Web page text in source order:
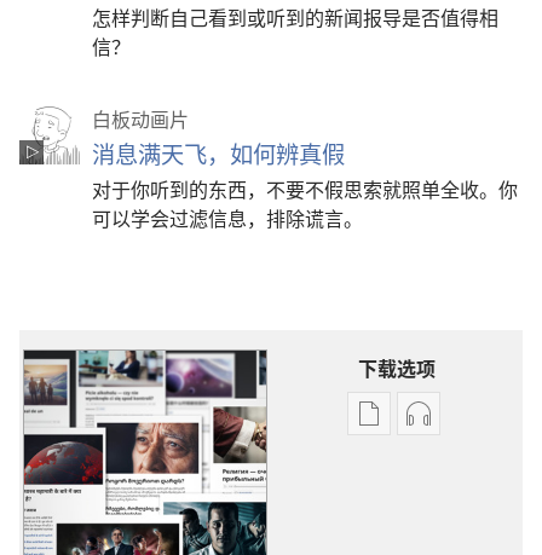
怎样判断自己看到或听到的新闻报导是否值得相
信？
白板动画片
消息满天飞，如何辨真假
对于你听到的东西，不要不假思索就照单全收。你
可以学会过滤信息，排除谎言。
下载选项
出
音